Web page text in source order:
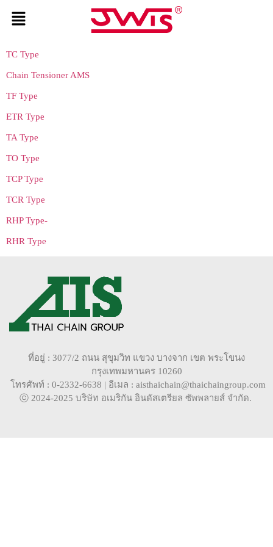
TC Type
Chain Tensioner AMS
TF Type
ETR Type
TA Type
TO Type
TCP Type
TCR Type
RHP Type-
RHR Type
ที่อยู่ : 3077/2 ถนน สุขุมวิท แขวง บางจาก เขต พระโขนง
กรุงเทพมหานคร 10260
โทรศัพท์ : 0-2332-6638 | อีเมล : aisthaichain@thaichaingroup.com
ⓒ 2024-2025 บริษัท อเมริกัน อินดัสเตรียล ซัพพลายส์ จำกัด.